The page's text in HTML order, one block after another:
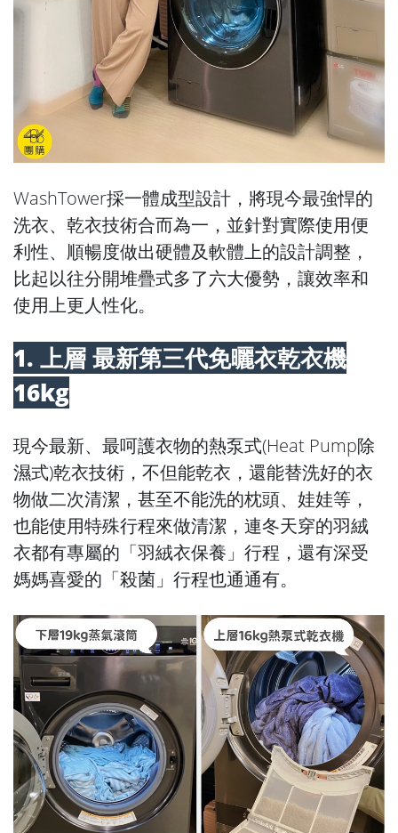
WashTower採一體成型設計，將現今最強悍的
洗衣、乾衣技術合而為一，並針對實際使用便
利性、順暢度做出硬體及軟體上的設計調整，
比起以往分開堆疊式多了六大優勢，讓效率和
使用上更人性化。
1. 上層 最新第三代免曬衣乾衣機
16kg
現今最新、最呵護衣物的熱泵式(Heat Pump除
濕式)乾衣技術，不但能乾衣，還能替洗好的衣
物做二次清潔，甚至不能洗的枕頭、娃娃等，
也能使用特殊行程來做清潔，連冬天穿的羽絨
衣都有專屬的「羽絨衣保養」行程，還有深受
媽媽喜愛的「殺菌」行程也通通有。